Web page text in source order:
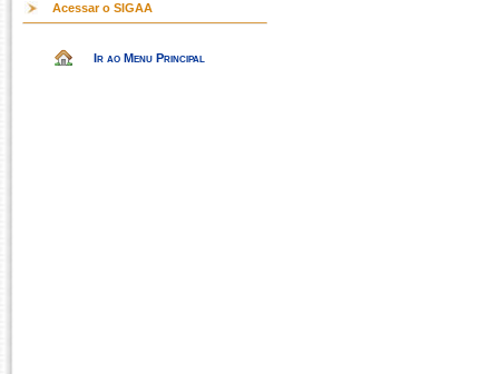
Acessar o SIGAA
Ir ao Menu Principal